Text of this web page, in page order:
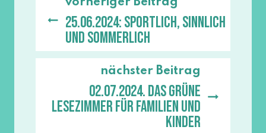
vorheriger Beitrag
25.06.2024: Sportlich, sinnlich
und sommerlich
nächster Beitrag
02.07.2024. Das grüne
Lesezimmer für Familien und
Kinder